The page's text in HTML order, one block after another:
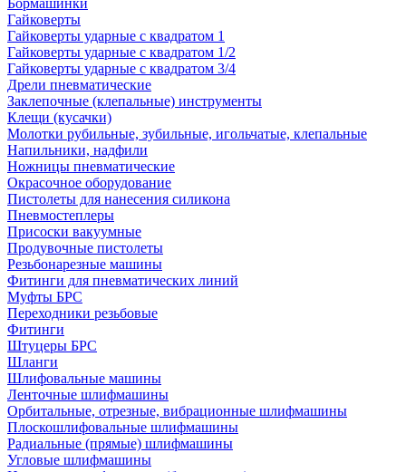
Бормашинки
Гайковерты
Гайковерты ударные с квадратом 1
Гайковерты ударные с квадратом 1/2
Гайковерты ударные с квадратом 3/4
Дрели пневматические
Заклепочные (клепальные) инструменты
Клещи (кусачки)
Молотки рубильные, зубильные, игольчатые, клепальные
Напильники, надфили
Ножницы пневматические
Окрасочное оборудование
Пистолеты для нанесения силикона
Пневмостеплеры
Присоски вакуумные
Продувочные пистолеты
Резьбонарезные машины
Фитинги для пневматических линий
Муфты БРС
Переходники резьбовые
Фитинги
Штуцеры БРС
Шланги
Шлифовальные машины
Ленточные шлифмашины
Орбитальные, отрезные, вибрационные шлифмашины
Плоскошлифовальные шлифмашины
Радиальные (прямые) шлифмашины
Угловые шлифмашины